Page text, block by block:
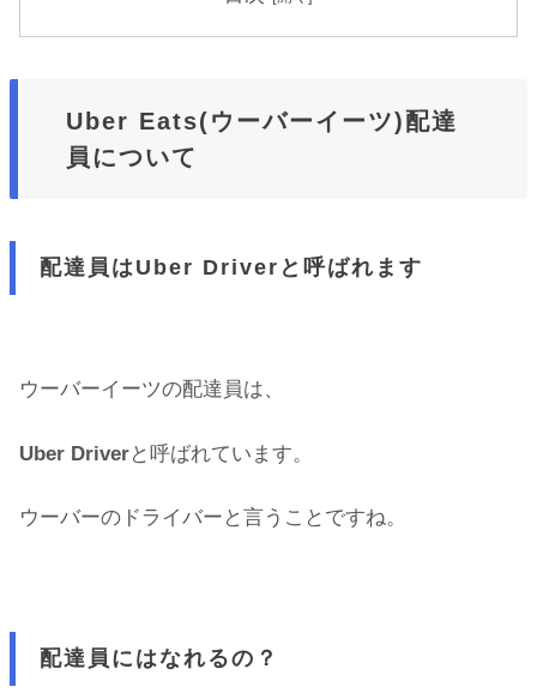
Uber Eats(ウーバーイーツ)配達
員について
配達員はUber Driverと呼ばれます
ウーバーイーツの配達員は、
Uber Driverと呼ばれています。
ウーバーのドライバーと言うことですね。
配達員にはなれるの？